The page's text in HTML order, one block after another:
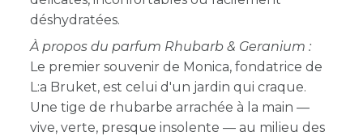
déshydratées.
À propos du parfum Rhubarb & Geranium :
Le premier souvenir de Monica, fondatrice de
L:a Bruket, est celui d'un jardin qui craque.
Une tige de rhubarbe arrachée à la main —
vive, verte, presque insolente — au milieu des